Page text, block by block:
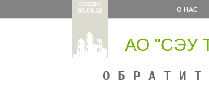
АО "СЭУ
сегодня
06.08.26
О НАС
О Б Р А Т И Т